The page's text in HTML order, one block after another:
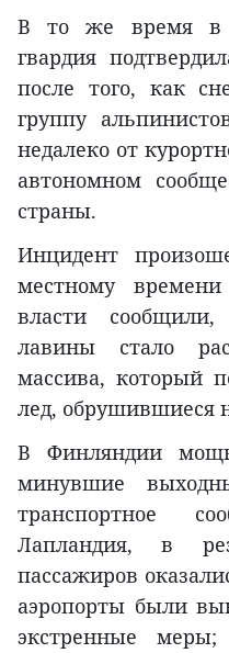
В то же время в
гвардия
после того, как
группу
недалеко от
автономном
страны.
Инцидент
местному
власти
лавины стало
массива, который
лед, обрушившиеся
В Финляндии
минувшие
транспортное
Лапландия, в
пассажиров
аэропорты были
экстренные